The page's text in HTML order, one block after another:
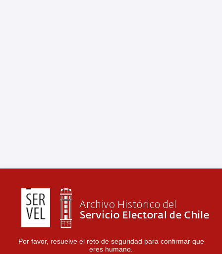
Por favor, resuelve el reto de seguridad para confirmar que
eres humano.